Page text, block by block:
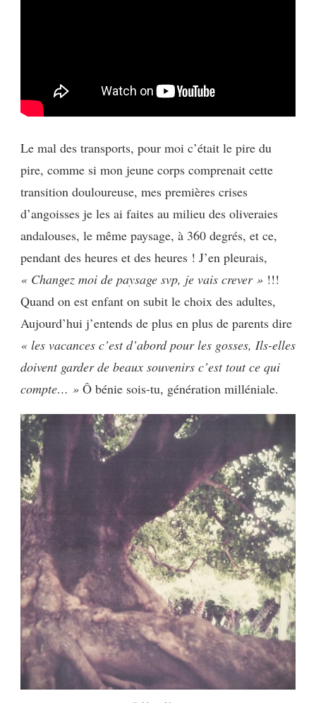
Le mal des transports, pour moi c’était le pire du
pire, comme si mon jeune corps comprenait cette
transition douloureuse, mes premières crises
d’angoisses je les ai faites au milieu des oliveraies
andalouses, le même paysage, à 360 degrés, et ce,
pendant des heures et des heures ! J’en pleurais,
« Changez moi de paysage svp, je vais crever » !!!
Quand on est enfant on subit le choix des adultes,
Aujourd’hui j’entends de plus en plus de parents dire
« les vacances c’est d’abord pour les gosses, Ils-elles
doivent garder de beaux souvenirs c’est tout ce qui
compte… » Ô bénie sois-tu, génération milléniale.